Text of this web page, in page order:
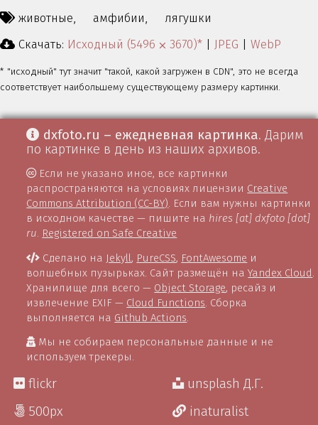
животные,
амфибии,
лягушки
Скачать: Исходный (5496 ⨉ 3670)* | JPEG | WebP
* "исходный" тут значит "такой, какой загружен в CDN", это не всегда
соответствует наибольшему существующему размеру картинки.
dxfoto.ru – ежедневная картинка. Дарим
по картинке в день из наших архивов.
Если не указано иное, все картинки
распространяются на условиях лицензии Creative
Commons Attribution (CC-BY). Если вам нужны картинки
в исходном качестве — пишите на hires [at] dxfoto [dot]
ru. Registered on Safe Creative
Сделано на Jekyll, PureCSS, FontAwesome и
волшебных пузырьках. Сайт размещён наYandex Cloud
Хранилище для всего — Object Storage, ресайз и
извлечение EXIF — Cloud Functions . Сборка
выполняется на Github Actions
Мы не собираем персональные данные и не
используем трекеры.
flickr
500px
unsplash Д.Г.
inaturalist